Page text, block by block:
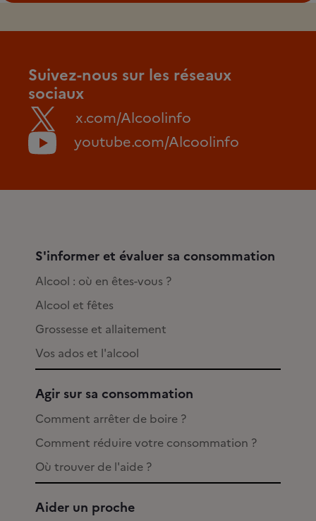
Suivez-nous sur les réseaux
sociaux
x.com/Alcoolinfo
youtube.com/Alcoolinfo
S'informer et évaluer sa consommation
Alcool : où en êtes-vous ?
Alcool et fêtes
Grossesse et allaitement
Vos ados et l'alcool
Agir sur sa consommation
Comment arrêter de boire ?
Comment réduire votre consommation ?
Où trouver de l'aide ?
Aider un proche